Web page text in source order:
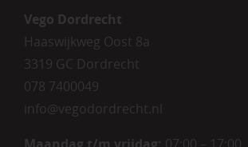
Vego Dordrecht
Haaswijkweg Oost 8a
3319 GC Dordrecht
078 7400049
info@vegodordrecht.nl